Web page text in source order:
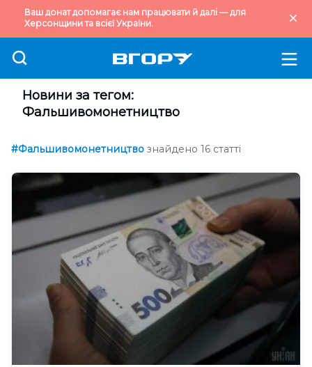
Ваш донат допомагає нам працювати й далі — для
Херсонщини та всієї України.
Новини за тегом:
Фальшивомонетництво
#Фальшивомонетництво знайдено 16 статті